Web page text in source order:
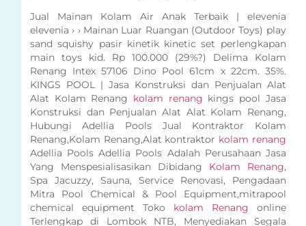
Jual Mainan Kolam Air Anak Terbaik | elevenia
elevenia › › Mainan Luar Ruangan (Outdoor Toys) play
sand squishy pasir kinetik kinetic set perlengkapan
main toys kid. Rp 100.000 (29%?) Delima Kolam
Renang Intex 57106 Dino Pool 61cm x 22cm. 35%.
KINGS POOL | Jasa Konstruksi dan Penjualan Alat
Alat Kolam Renang kolam renang kings pool Jasa
Konstruksi dan Penjualan Alat Alat Kolam Renang,
Hubungi Adellia Pools Jual Kontraktor Kolam
Renang,Kolam Renang,Alat kontraktor kolam renang
Adellia Pools Adellia Pools Adalah Perusahaan Jasa
Yang Menspesialisasikan Dibidang Kolam Renang,
Spa Jacuzzy, Sauna, Service Renovasi, Pengadaan
Mitra Pool Chemical & Pool Equipment,mitrapool
chemical equipment Toko kolam Renang online
Terlengkap di Lombok NTB, Menyediakan Segala